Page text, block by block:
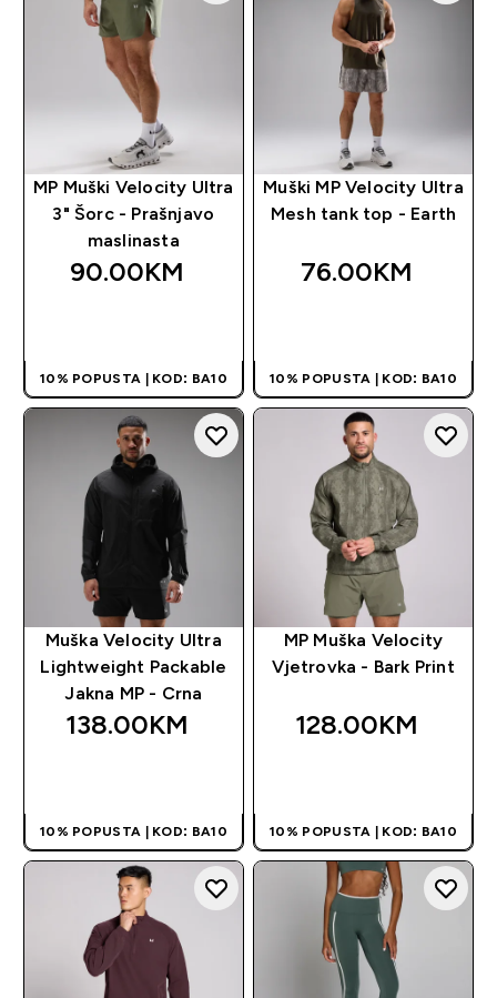
MP Muški Velocity Ultra
3" Šorc - Prašnjavo
maslinasta
90.00KM‎
10% POPUSTA | KOD: BA10
Muški MP Velocity Ultra
Mesh tank top - Earth
76.00KM‎
10% POPUSTA | KOD: BA10
Muška Velocity Ultra
Lightweight Packable
Jakna MP - Crna
138.00KM‎
10% POPUSTA | KOD: BA10
MP Muška Velocity
Vjetrovka - Bark Print
128.00KM‎
10% POPUSTA | KOD: BA10